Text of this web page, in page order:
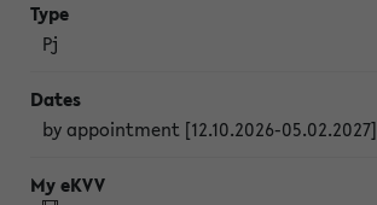
Pj
by appointment [12.10.2026-05.02.2027]